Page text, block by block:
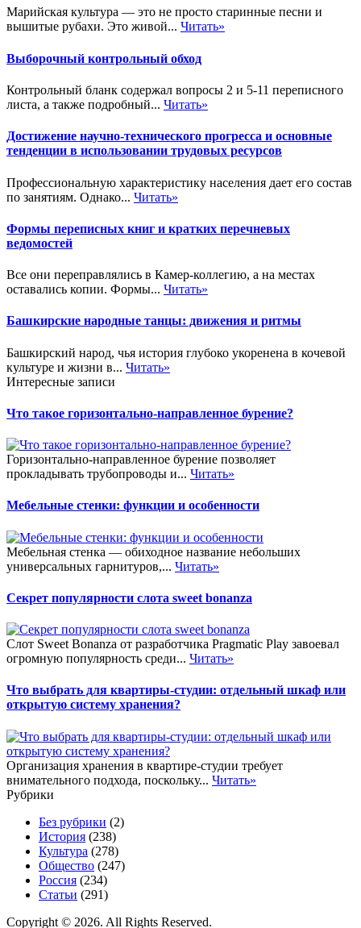
Марийская культура — это не просто старинные песни и
вышитые рубахи. Это живой... Читать»
Выборочный контрольный обход
Контрольный бланк содержал вопросы 2 и 5-11 переписного
листа, а также подробный... Читать»
Достижение научно-технического прогресса и основные
тенденции в использовании трудовых ресурсов
Профессиональную характеристику населения дает его состав
по занятиям. Однако... Читать»
Формы переписных книг и кратких перечневых
ведомостей
Все они переправлялись в Камер-коллегию, а на местах
оставались копии. Формы... Читать»
Башкирские народные танцы: движения и ритмы
Башкирский народ, чья история глубоко укоренена в кочевой
культуре и жизни в... Читать»
Интересные записи
Что такое горизонтально-направленное бурение?
Горизонтально-направленное бурение позволяет
прокладывать трубопроводы и... Читать»
Мебельные стенки: функции и особенности
Мебельная стенка — обиходное название небольших
универсальных гарнитуров,... Читать»
Секрет популярности слота sweet bonanza
Слот Sweet Bonanza от разработчика Pragmatic Play завоевал
огромную популярность среди... Читать»
Что выбрать для квартиры-студии: отдельный шкаф или
открытую систему хранения?
Организация хранения в квартире-студии требует
внимательного подхода, поскольку... Читать»
Рубрики
Без рубрики (2)
История (238)
Культура (278)
Общество (247)
Россия (234)
Статьи (291)
Copyright © 2026. All Rights Reserved.